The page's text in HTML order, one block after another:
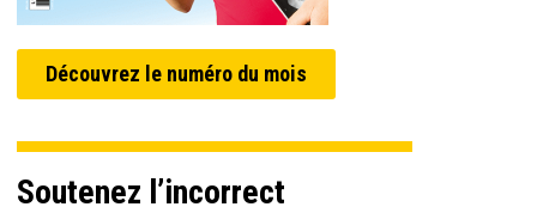
Découvrez le numéro du mois
Soutenez l’incorrect